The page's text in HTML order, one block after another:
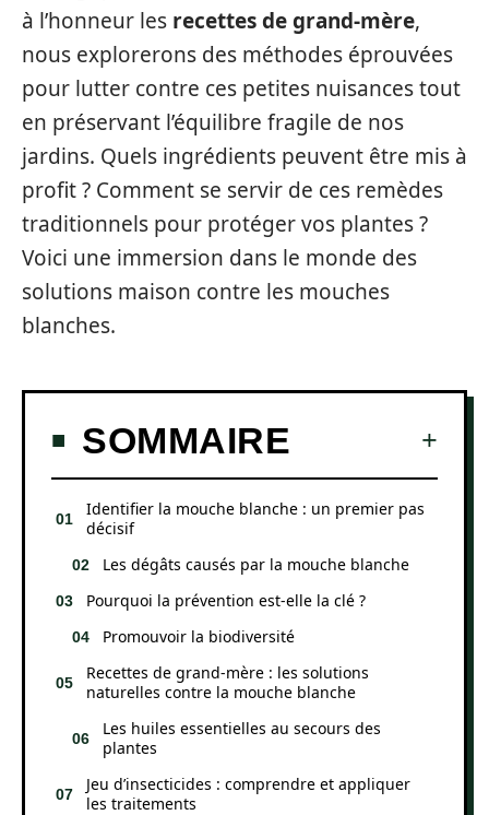
à l’honneur les recettes de grand-mère,
nous explorerons des méthodes éprouvées
pour lutter contre ces petites nuisances tout
en préservant l’équilibre fragile de nos
jardins. Quels ingrédients peuvent être mis à
profit ? Comment se servir de ces remèdes
traditionnels pour protéger vos plantes ?
Voici une immersion dans le monde des
solutions maison contre les mouches
blanches.
SOMMAIRE
Identifier la mouche blanche : un premier pas
décisif
Les dégâts causés par la mouche blanche
Pourquoi la prévention est-elle la clé ?
Promouvoir la biodiversité
Recettes de grand-mère : les solutions
naturelles contre la mouche blanche
Les huiles essentielles au secours des
plantes
Jeu d’insecticides : comprendre et appliquer
les traitements